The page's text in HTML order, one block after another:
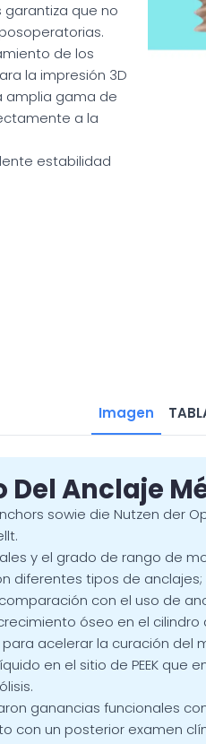
que no
de los
la impresión 3D
amplia gama de
a la
estabilidad
Imagen
Anclaje
sowie die Nutzen
y el grado de rango de
diferentes tipos de
con el uso de
óseo en el cilindro
acelerar la curación del
en el sitio de PEEK
ganancias funcionales
con un posterior examen